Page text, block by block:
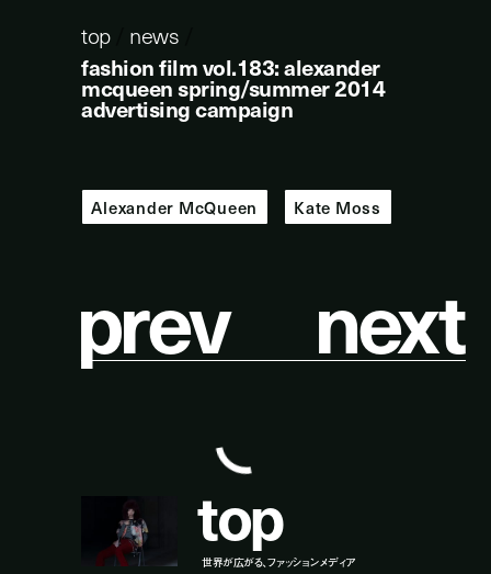
top/ news
fashion film vol.183: alexander
mcqueen spring/summer 2014
advertising campaign
Alexander McQueen Kate Moss
prev next
top
世界が広がる、ファッションメディア